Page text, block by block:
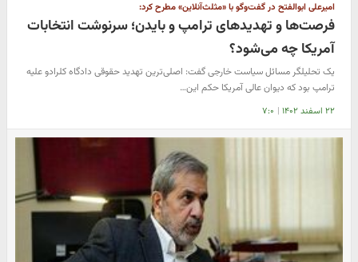
امیرعلی ابوالفتح در گفت‌وگو با «مثلث‌آنلاین» مطرح کرد:
فرصت‌ها و تهدیدهای ترامپ و بایدن؛ سرنوشت انتخابات
آمریکا چه می‌شود؟
یک تحلیلگر مسائل سیاست خارجی گفت: اصلی‌ترین تهدید حقوقی دادگاه کلرادو علیه
ترامپ بود که دیوان عالی آمریکا حکم این…
۲۲ اسفند ۱۴۰۲ | ۷:۰